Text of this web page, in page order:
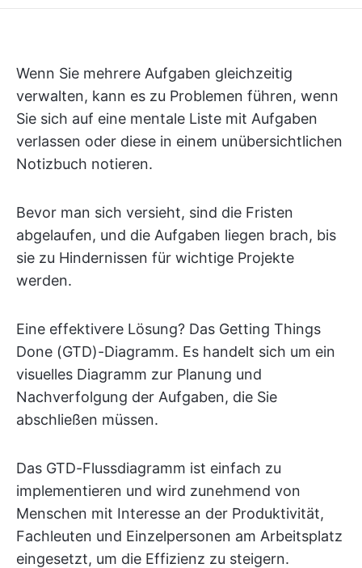
Wenn Sie mehrere Aufgaben gleichzeitig
verwalten, kann es zu Problemen führen, wenn
Sie sich auf eine mentale Liste mit Aufgaben
verlassen oder diese in einem unübersichtlichen
Notizbuch notieren.
Bevor man sich versieht, sind die Fristen
abgelaufen, und die Aufgaben liegen brach, bis
sie zu Hindernissen für wichtige Projekte
werden.
Eine effektivere Lösung? Das Getting Things
Done (GTD)-Diagramm. Es handelt sich um ein
visuelles Diagramm zur Planung und
Nachverfolgung der Aufgaben, die Sie
abschließen müssen.
Das GTD-Flussdiagramm ist einfach zu
implementieren und wird zunehmend von
Menschen mit Interesse an der Produktivität,
Fachleuten und Einzelpersonen am Arbeitsplatz
eingesetzt, um die Effizienz zu steigern.